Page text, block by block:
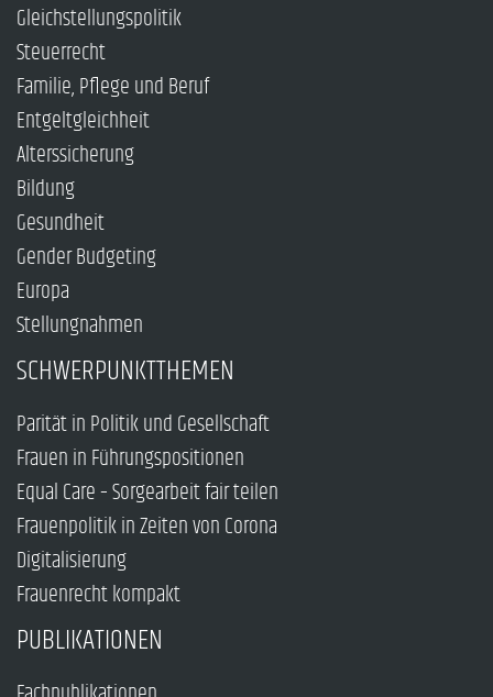
Gleichstellungspolitik
Steuerrecht
Familie, Pflege und Beruf
Entgeltgleichheit
Alterssicherung
Bildung
Gesundheit
Gender Budgeting
Europa
Stellungnahmen
SCHWERPUNKTTHEMEN
Parität in Politik und Gesellschaft
Frauen in Führungspositionen
Equal Care – Sorgearbeit fair teilen
Frauenpolitik in Zeiten von Corona
Digitalisierung
Frauenrecht kompakt
PUBLIKATIONEN